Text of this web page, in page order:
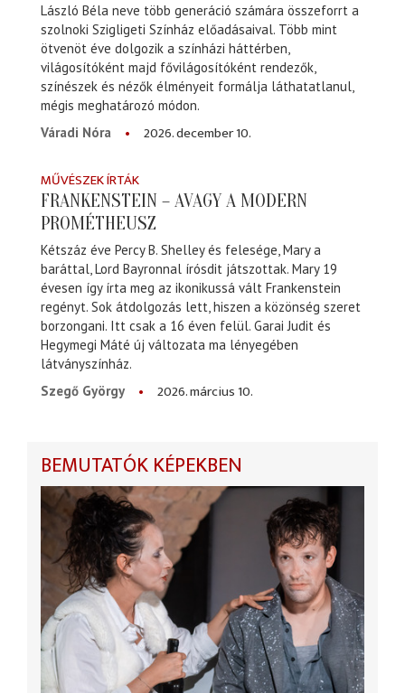
László Béla neve több generáció számára összeforrt a
szolnoki Szigligeti Színház előadásaival. Több mint
ötvenöt éve dolgozik a színházi háttérben,
világosítóként majd fővilágosítóként rendezők,
színészek és nézők élményeit formálja láthatatlanul,
mégis meghatározó módon.
Váradi Nóra
2026. december 10.
MŰVÉSZEK ÍRTÁK
FRANKENSTEIN – AVAGY A MODERN
PROMÉTHEUSZ
Kétszáz éve Percy B. Shelley és felesége, Mary a
baráttal, Lord Bayronnal írósdit játszottak. Mary 19
évesen így írta meg az ikonikussá vált Frankenstein
regényt. Sok átdolgozás lett, hiszen a közönség szeret
borzongani. Itt csak a 16 éven felül. Garai Judit és
Hegymegi Máté új változata ma lényegében
látványszínház.
Szegő György
2026. március 10.
BEMUTATÓK KÉPEKBEN